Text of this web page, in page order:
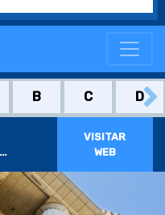
B C D
VISITAR
WEB